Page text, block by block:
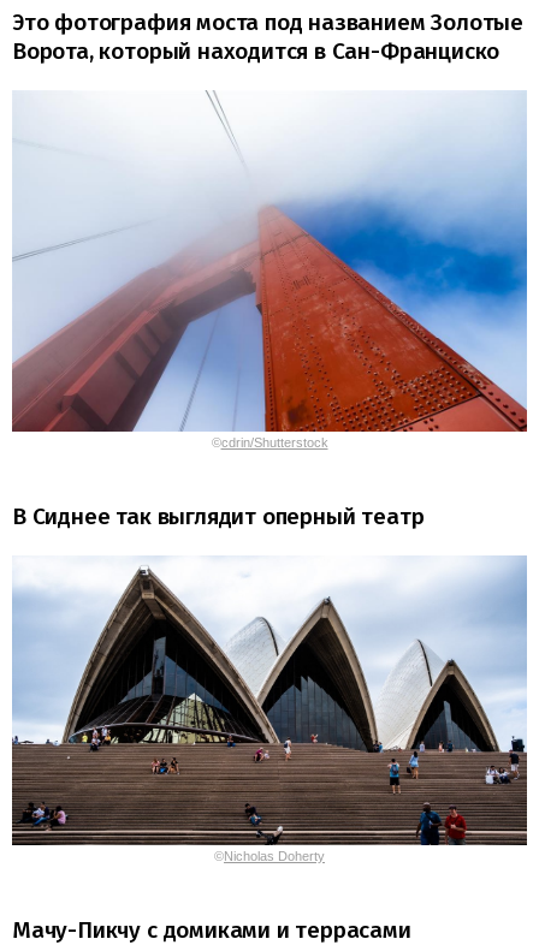
Это фотография моста под названием Золотые
Ворота, который находится в Сан-Франциско
©cdrin/Shutterstock
В Сиднее так выглядит оперный театр
©Nicholas Doherty
Мачу-Пикчу с домиками и террасами